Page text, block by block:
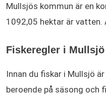
Mullsjös kommun är en
1092,05 hektar är vatten.
Fiskeregler i Mullsjö
Innan du fiskar i Mullsjö
beroende på säsong och